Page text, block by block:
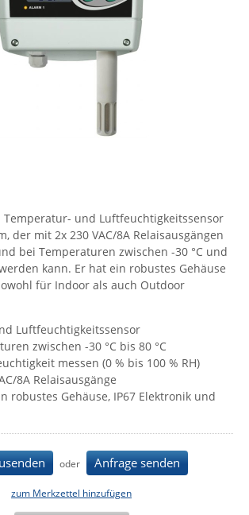
Sensorik
Things
Netzwerktechnik & WLAN
/ Kommunikation
Drunck
Temperatur- und Luftfeuchtigkeitssensor
der mit 2x 230 VAC/8A Relaisausgängen
bei Temperaturen zwischen -30 °C und
kann. Er hat ein robustes Gehäuse
für Indoor als auch Outdoor
Luftfeuchtigkeitssensor
zwischen -30 °C bis 80 °C
messen (0 % bis 100 % RH)
8A Relaisausgänge
robustes Gehäuse, IP67 Elektronik und
oder Anfrage senden
zum Merkzettel hinzufügen